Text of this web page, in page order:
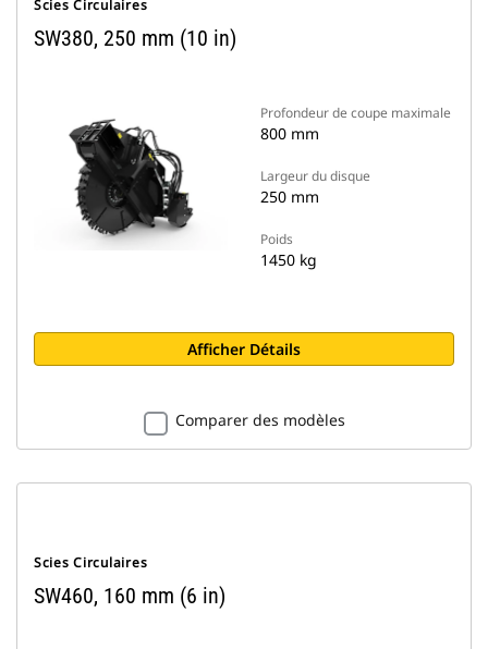
Scies Circulaires
SW380, 250 mm (10 in)
Profondeur de coupe maximale
800 mm
Largeur du disque
250 mm
Poids
1450 kg
Afficher Détails
Comparer des modèles
Scies Circulaires
SW460, 160 mm (6 in)